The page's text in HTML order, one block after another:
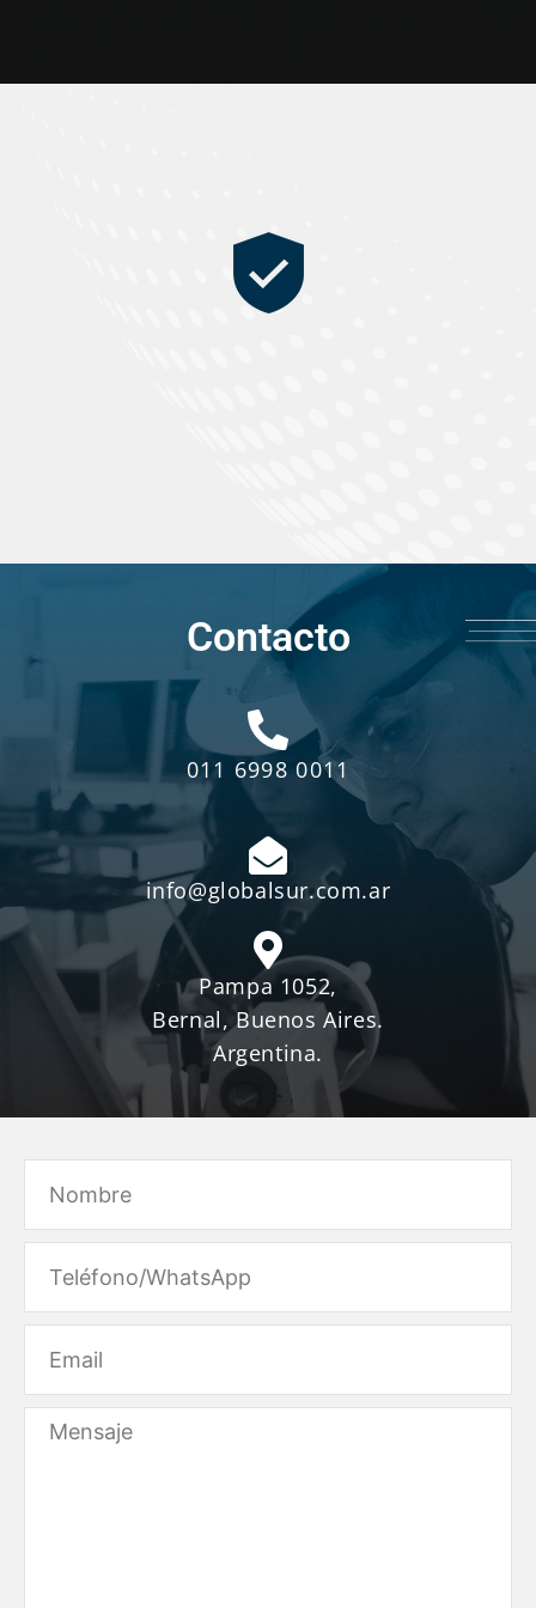
+10
Contacto
011 6998 0011
info@globalsur.com.ar
Pampa 1052,
Bernal, Buenos Aires.
Argentina.
Message